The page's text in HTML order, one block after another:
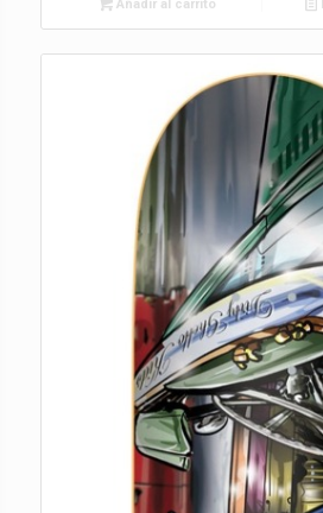
Añadir al carrito